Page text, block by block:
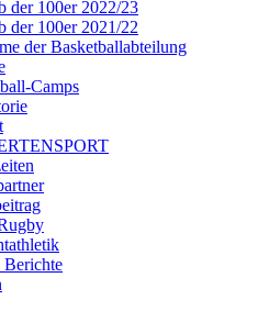
der 100er 2022/23
der 100er 2021/22
der Basketballabteilung
Camps